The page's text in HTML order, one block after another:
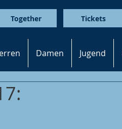
Together Tickets
Damen Jugend